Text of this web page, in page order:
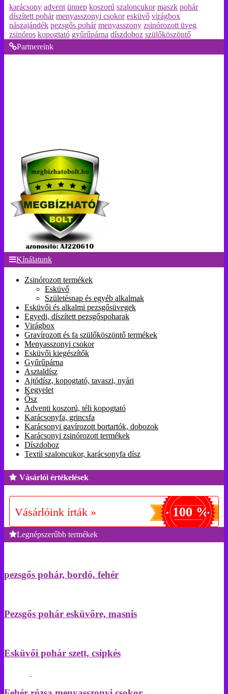
karácsony advent ünnep koszorú szaloncukor maszk pohár
díszített pohár menyasszonyi csokor esküvő virágbox
nászajándék pezsgős pohár menyasszony zsinórozott üveg
zsinóros kopogtató gyűrűpárna díszdoboz szülőköszöntő
Partnereink
Kínálatunk
Zsinórozott termékek
Esküvő
Születésnap és egyéb alkalmak
Esküvői és alkalmi pezsgősüvegek
Egyedi, díszített pezsgőspoharak
Virágbox
Gravírozott és fa szülőköszöntő termékek
Menyasszonyi csokor
Esküvői kiegészítők
Gyűrűpárna
Asztaldísz
Ajtódísz, kopogtató, tavaszi, nyári
Kegyelet
Ősz
Adventi koszorú, téli kopogtató
Karácsonyfa, grincsfa
Karácsonyi gavírozott bortartók, dobozok
Karácsonyi zsinórozott termékek
Díszdoboz
Textil szaloncukor, karácsonyfa dísz
Vásárlói értékelések
Vásárlóink írták » 100 %
Legnépszerűbb termékek
pezsgős pohár, bordó, fehér
Pezsgős pohár esküvőre, masnis
Esküvői pohár szett, csipkés